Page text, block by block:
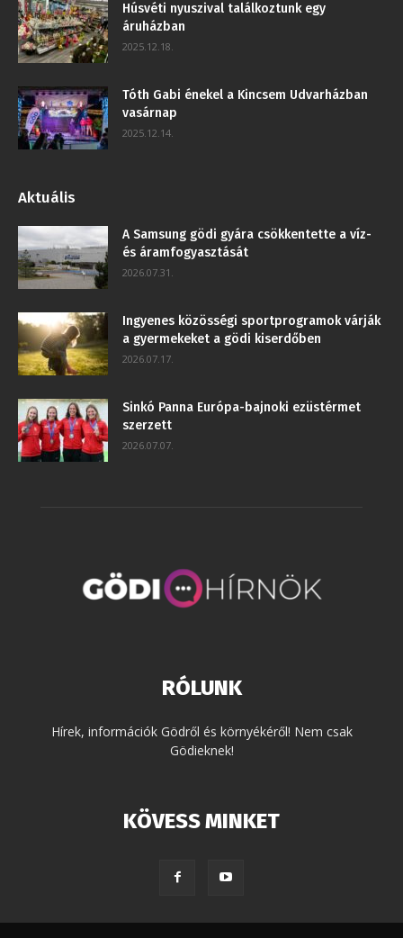
Húsvéti nyuszival találkoztunk egy
áruházban
2025.12.18.
Tóth Gabi énekel a Kincsem Udvarházban
vasárnap
2025.12.14.
Aktuális
A Samsung gödi gyára csökkentette a víz-
és áramfogyasztását
2026.07.31.
Ingyenes közösségi sportprogramok várják
a gyermekeket a gödi kiserdőben
2026.07.17.
Sinkó Panna Európa-bajnoki ezüstérmet
szerzett
2026.07.07.
RÓLUNK
Hírek, információk Gödről és környékéről! Nem csak
Gödieknek!
KÖVESS MINKET